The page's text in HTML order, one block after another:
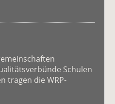
Schulen
tragen die WRP-